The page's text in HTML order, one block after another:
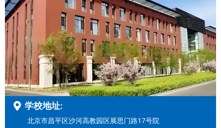
学校地址:
北京市昌平区沙河高教园区展思门路17号院